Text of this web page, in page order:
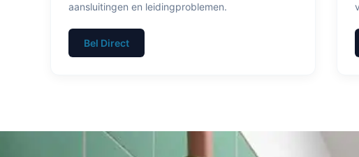
aansluitingen en leidingproblemen.
Bel Direct